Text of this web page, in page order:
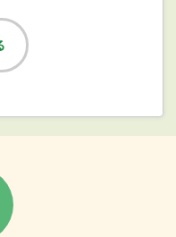
多く、仕事な
った際に起こり
スできている
は軽い屈折異常
こともわかって
症するケース